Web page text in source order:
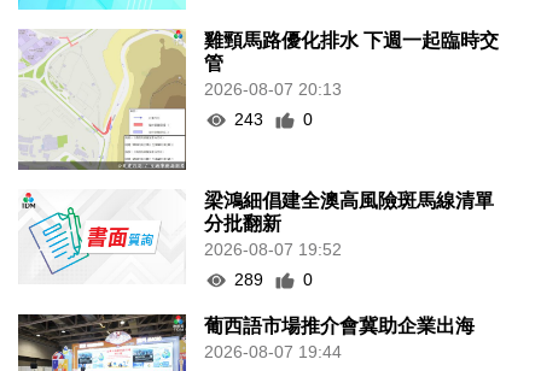
雞頸馬路優化排水 下週一起臨時交
管
2026-08-07 20:13
243
0
梁鴻細倡建全澳高風險斑馬線清單
分批翻新
2026-08-07 19:52
289
0
葡西語市場推介會冀助企業出海
2026-08-07 19:44